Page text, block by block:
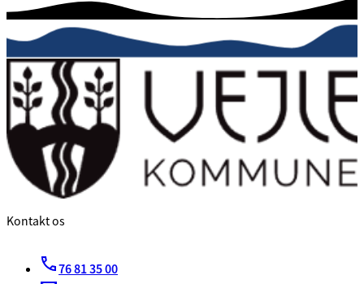
Kontakt os
76 81 35 00